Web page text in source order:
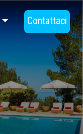
Contattaci